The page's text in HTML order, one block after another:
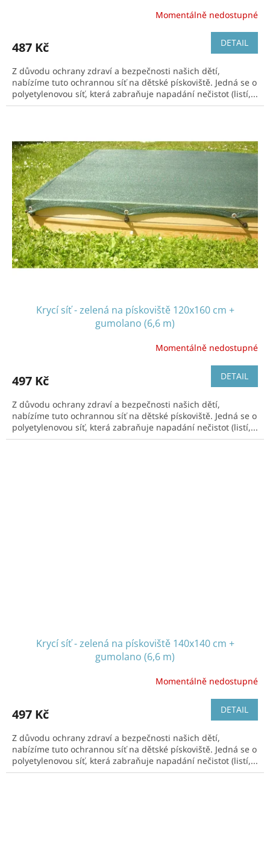
Momentálně nedostupné
487 Kč DETAIL
Z důvodu ochrany zdraví a bezpečnosti našich dětí,
nabízíme tuto ochrannou síť na dětské pískoviště. Jedná se o
polyetylenovou síť, která zabraňuje napadání nečistot (listí,...
Krycí síť - zelená na pískoviště 120x160 cm +
gumolano (6,6 m)
Momentálně nedostupné
497 Kč DETAIL
Z důvodu ochrany zdraví a bezpečnosti našich dětí,
nabízíme tuto ochrannou síť na dětské pískoviště. Jedná se o
polyetylenovou síť, která zabraňuje napadání nečistot (listí,...
Krycí síť - zelená na pískoviště 140x140 cm +
gumolano (6,6 m)
Momentálně nedostupné
497 Kč DETAIL
Z důvodu ochrany zdraví a bezpečnosti našich dětí,
nabízíme tuto ochrannou síť na dětské pískoviště. Jedná se o
polyetylenovou síť, která zabraňuje napadání nečistot (listí,...